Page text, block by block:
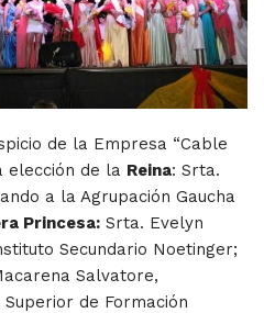
de la Empresa “Cable
elección de la Reina: Srta.
a la Agrupación Gaucha
Princesa: Srta. Evelyn
Secundario Noetinger;
Salvatore,
de Formación